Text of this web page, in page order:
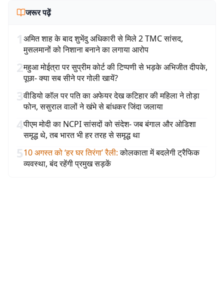
जरूर पढ़ें
1अमित शाह के बाद शुभेंदु अधिकारी से मिले 2 TMC सांसद,
मुसलमानों को निशाना बनाने का लगाया आरोप
2महुआ मोईत्रा पर सुप्रीम कोर्ट की टिप्पणी से भड़के अभिजीत दीपके,
पूछा- क्या सब सीने पर गोली खायें?
3वीडियो कॉल पर पति का अफेयर देख कटिहार की महिला ने तोड़ा
फोन, ससुराल वालों ने खंभे से बांधकर जिंदा जलाया
4पीएम मोदी का NCPI सांसदों को संदेश- जब बंगाल और ओडिशा
समृद्ध थे, तब भारत भी हर तरह से समृद्ध था
510 अगस्त को ‘हर घर तिरंगा’ रैली: कोलकाता में बदलेगी ट्रैफिक
व्यवस्था, बंद रहेंगी प्रमुख सड़कें